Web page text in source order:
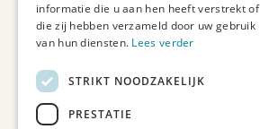
Etienne de Pinedaweg 34
3711 CH, Austerlitz
Nederland
info@fotoprintxl.nl
0343 78 58 00
informatie die u aan hen heeft verstrekt of
die zij hebben verzameld door uw gebruik
van hun diensten. Lees verder
STRIKT NOODZAKELIJK
PRESTATIE